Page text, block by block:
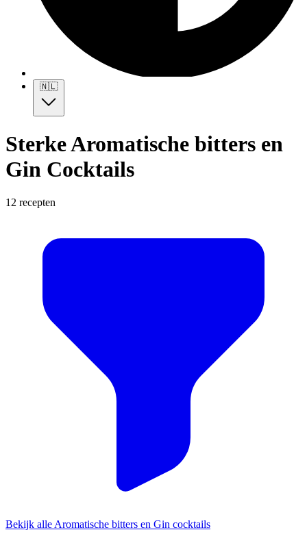
🇳🇱
Sterke Aromatische bitters en
Gin Cocktails
12 recepten
Bekijk alle Aromatische bitters en Gin cocktails